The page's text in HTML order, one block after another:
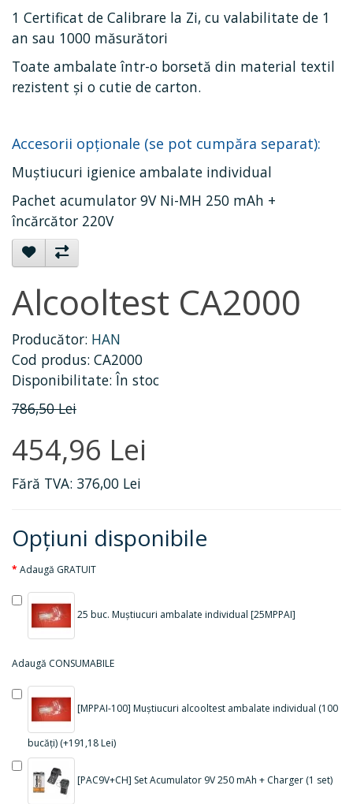
1 Certificat de Calibrare la Zi, cu valabilitate de 1
an sau 1000 măsurători
Toate ambalate într-o borsetă din material textil
rezistent şi o cutie de carton.
Accesorii opționale (se pot cumpăra separat):
Muștiucuri igienice ambalate individual
Pachet acumulator 9V Ni-MH 250 mAh +
încărcător 220V
Alcooltest CA2000
Producător: HAN
Cod produs: CA2000
Disponibilitate: În stoc
786,50 Lei
454,96 Lei
Fără TVA: 376,00 Lei
Opţiuni disponibile
Adaugă GRATUIT
25 buc. Muștiucuri ambalate individual [25MPPAI]
Adaugă CONSUMABILE
[MPPAI-100] Muștiucuri alcooltest ambalate individual (100
bucăți) (+191,18 Lei)
[PAC9V+CH] Set Acumulator 9V 250 mAh + Charger (1 set)